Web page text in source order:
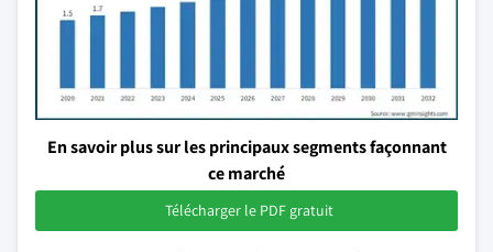
En savoir plus sur les principaux segments façonnant
ce marché
Télécharger le PDF gratuit